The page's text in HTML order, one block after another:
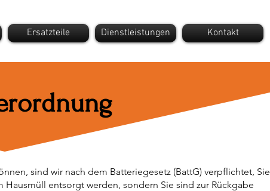
Ersatzteile Dienstleistungen Kontakt
sind wir nach dem Batteriegesetz (BattG) verpflichtet, Sie
entsorgt werden, sondern Sie sind zur Rückgabe